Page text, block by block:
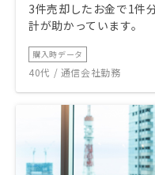
3件売却したお金で1件
計が助かっています。
購入時データ
40代 / 通信会社勤務